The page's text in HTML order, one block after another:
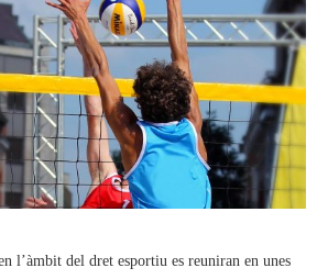
l’àmbit del dret esportiu es reuniran en unes